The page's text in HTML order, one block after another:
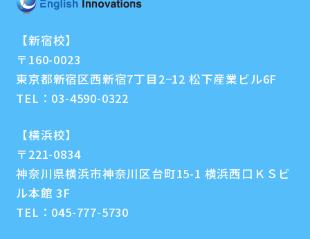
【新宿校】
〒160-0023
東京都新宿区西新宿7丁目2−12 松下産業ビル6F
TEL： 03-4590-0322
【横浜校】
〒221-0834
神奈川県横浜市神奈川区台町15-1 横浜西口ＫＳビ
ル本館 3F
TEL： 045-777-5730